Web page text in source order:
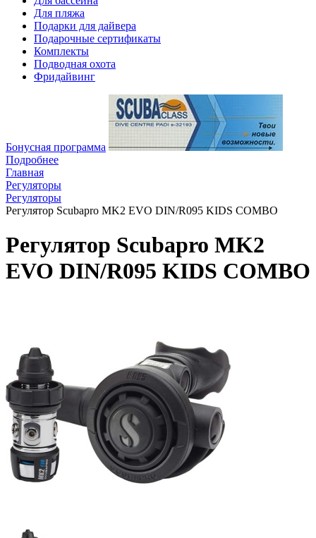
Для пляжа
Подарки для дайвера
Подарочные сертификаты
Комплекты
Подводная охота
Фридайвинг
Бонусная программа
Подробнее
Главная
Регуляторы
Регуляторы
Регулятор Scubapro MK2 EVO DIN/R095 KIDS COMBO
Регулятор Scubapro MK2
EVO DIN/R095 KIDS COMBO